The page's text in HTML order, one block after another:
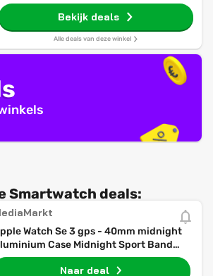
Bekijk deals
Alle deals van deze winkel
Smartwatch deals:
Watch Se 3 gps - 40mm midnight
Case Midnight Sport Band
m Smartwatch
Naar deal